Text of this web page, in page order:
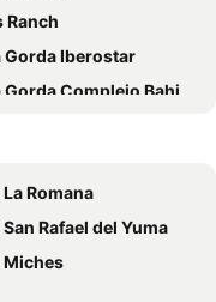
Punta Cana Suites
Beach
El Cortecito Beach
By Meliá Punta Cana
Inn Bavaro
Ranch
Gorda Iberostar
Complejo Bahia Principe Bavaro
Romana
Rafael del Yuma
Miches